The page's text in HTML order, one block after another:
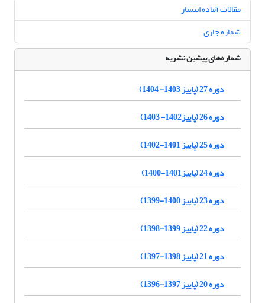
مقالات آماده انتشار
شماره جاری
شماره‌های پیشین نشریه
دوره 27 (پاییز 1403- 1404)
دوره 26 (پاییز1402- 1403)
دوره 25 (پاییز 1401-1402)
دوره 24 (پاییز1401-1400)
دوره 23 (پاییز 1400-1399)
دوره 22 (پاییز 1399-1398)
دوره 21 (پاییز 1398-1397)
دوره 20 (پاییز 1397-1396)